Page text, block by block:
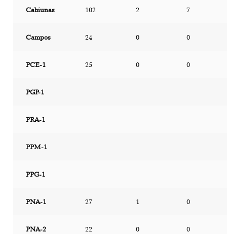
Cabiunas 102 2 7
Campos 24 0 0
PCE-1 25 0 0
PGP-1
PRA-1
PPM-1
PPG-1
PNA-1 27 1 0
PNA-2 22 0 0